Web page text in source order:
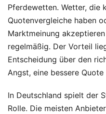
Pferdewetten. Wetter, die
Quotenvergleiche haben
Marktmeinung
regelmäßig. Der Vorteil
Entscheidung über den
Angst, eine bessere Quote
In Deutschland spielt der
Rolle. Die meisten